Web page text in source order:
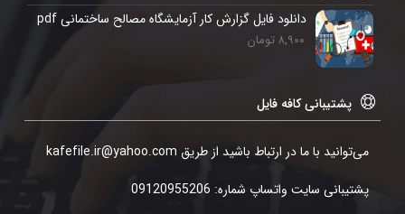
دانلود فایل گزارش کار آزمایشگاه مصالح ساختمانی pdf
۸,۹۰۰تومان
پشتیبانی کافه فایل
می‌توانید با ما در ارتباط باشید از طریق kafefile.ir@yahoo.com
پشتیبانی سایت واتساپ شماره: 09120955206